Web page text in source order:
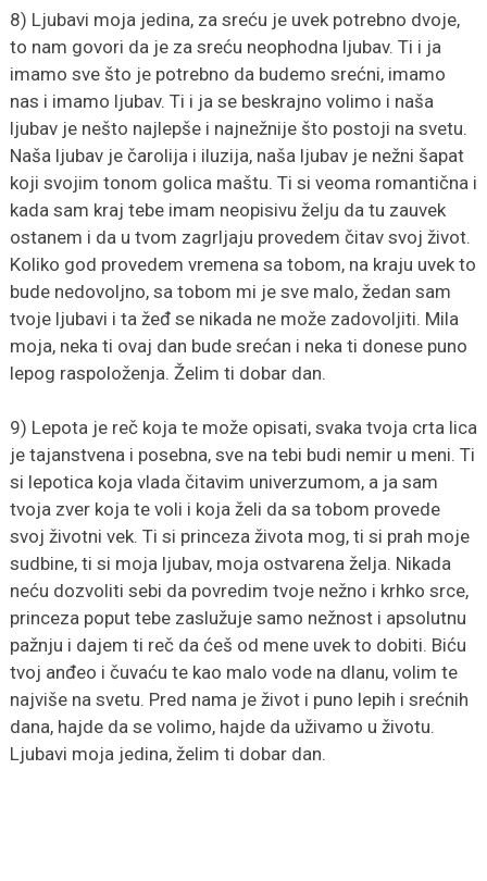
8) Ljubavi moja jedina, za sreću je uvek potrebno dvoje,
to nam govori da je za sreću neophodna ljubav. Ti i ja
imamo sve što je potrebno da budemo srećni, imamo
nas i imamo ljubav. Ti i ja se beskrajno volimo i naša
ljubav je nešto najlepše i najnežnije što postoji na svetu.
Naša ljubav je čarolija i iluzija, naša ljubav je nežni šapat
koji svojim tonom golica maštu. Ti si veoma romantična i
kada sam kraj tebe imam neopisivu želju da tu zauvek
ostanem i da u tvom zagrljaju provedem čitav svoj život.
Koliko god provedem vremena sa tobom, na kraju uvek to
bude nedovoljno, sa tobom mi je sve malo, žedan sam
tvoje ljubavi i ta žeđ se nikada ne može zadovoljiti. Mila
moja, neka ti ovaj dan bude srećan i neka ti donese puno
lepog raspoloženja. Želim ti dobar dan.
9) Lepota je reč koja te može opisati, svaka tvoja crta lica
je tajanstvena i posebna, sve na tebi budi nemir u meni. Ti
si lepotica koja vlada čitavim univerzumom, a ja sam
tvoja zver koja te voli i koja želi da sa tobom provede
svoj životni vek. Ti si princeza života mog, ti si prah moje
sudbine, ti si moja ljubav, moja ostvarena želja. Nikada
neću dozvoliti sebi da povredim tvoje nežno i krhko srce,
princeza poput tebe zaslužuje samo nežnost i apsolutnu
pažnju i dajem ti reč da ćeš od mene uvek to dobiti. Biću
tvoj anđeo i čuvaću te kao malo vode na dlanu, volim te
najviše na svetu. Pred nama je život i puno lepih i srećnih
dana, hajde da se volimo, hajde da uživamo u životu.
Ljubavi moja jedina, želim ti dobar dan.